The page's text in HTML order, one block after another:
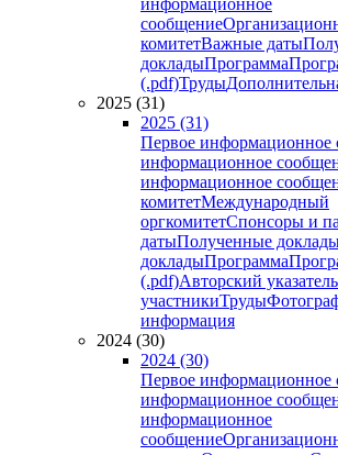
информационное
сообщение
комитетВажные даты
докладыПрограмма
(.pdf)Труды
2025 (31)
2025 (31)
Первое информационное
информационное
информационное
комитетМеждународный
оргкомитетСпонсоры и
датыПолученные
докладыПрограмма
(.pdf)Авторский указатель
участникиТруды
информация
2024 (30)
2024 (30)
Первое информационное
информационное
информационное
сообщение